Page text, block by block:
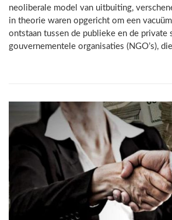
neoliberale model van uitbuiting,
in theorie waren opgericht om een
ontstaan tussen de publieke en de private
gouvernementele organisaties (NGO’s),